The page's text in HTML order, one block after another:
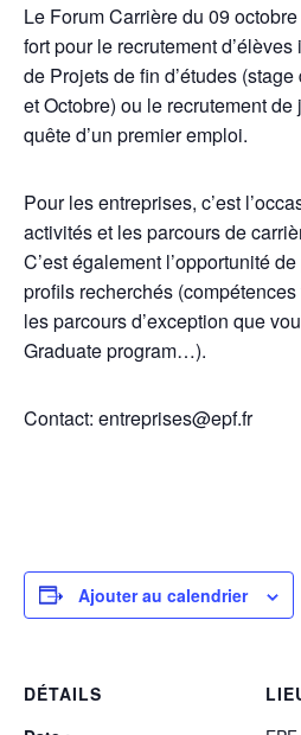
Le Forum Carrière du 09
fort pour le recrutement
de Projets de fin d’études
et Octobre) ou le recrutement
quête d’un premier emploi.
Pour les entreprises, c’est
activités et les parcours de
C’est également l’opportunité
profils recherchés
les parcours d’exception que
Graduate program…).
Contact: entreprises@epf.fr
Ajouter au calendrier
DÉTAILS